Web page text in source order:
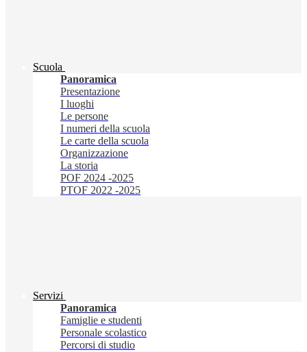
Scuola
Panoramica
Presentazione
I luoghi
Le persone
I numeri della scuola
Le carte della scuola
Organizzazione
La storia
POF 2024 -2025
PTOF 2022 -2025
Servizi
Panoramica
Famiglie e studenti
Personale scolastico
Percorsi di studio